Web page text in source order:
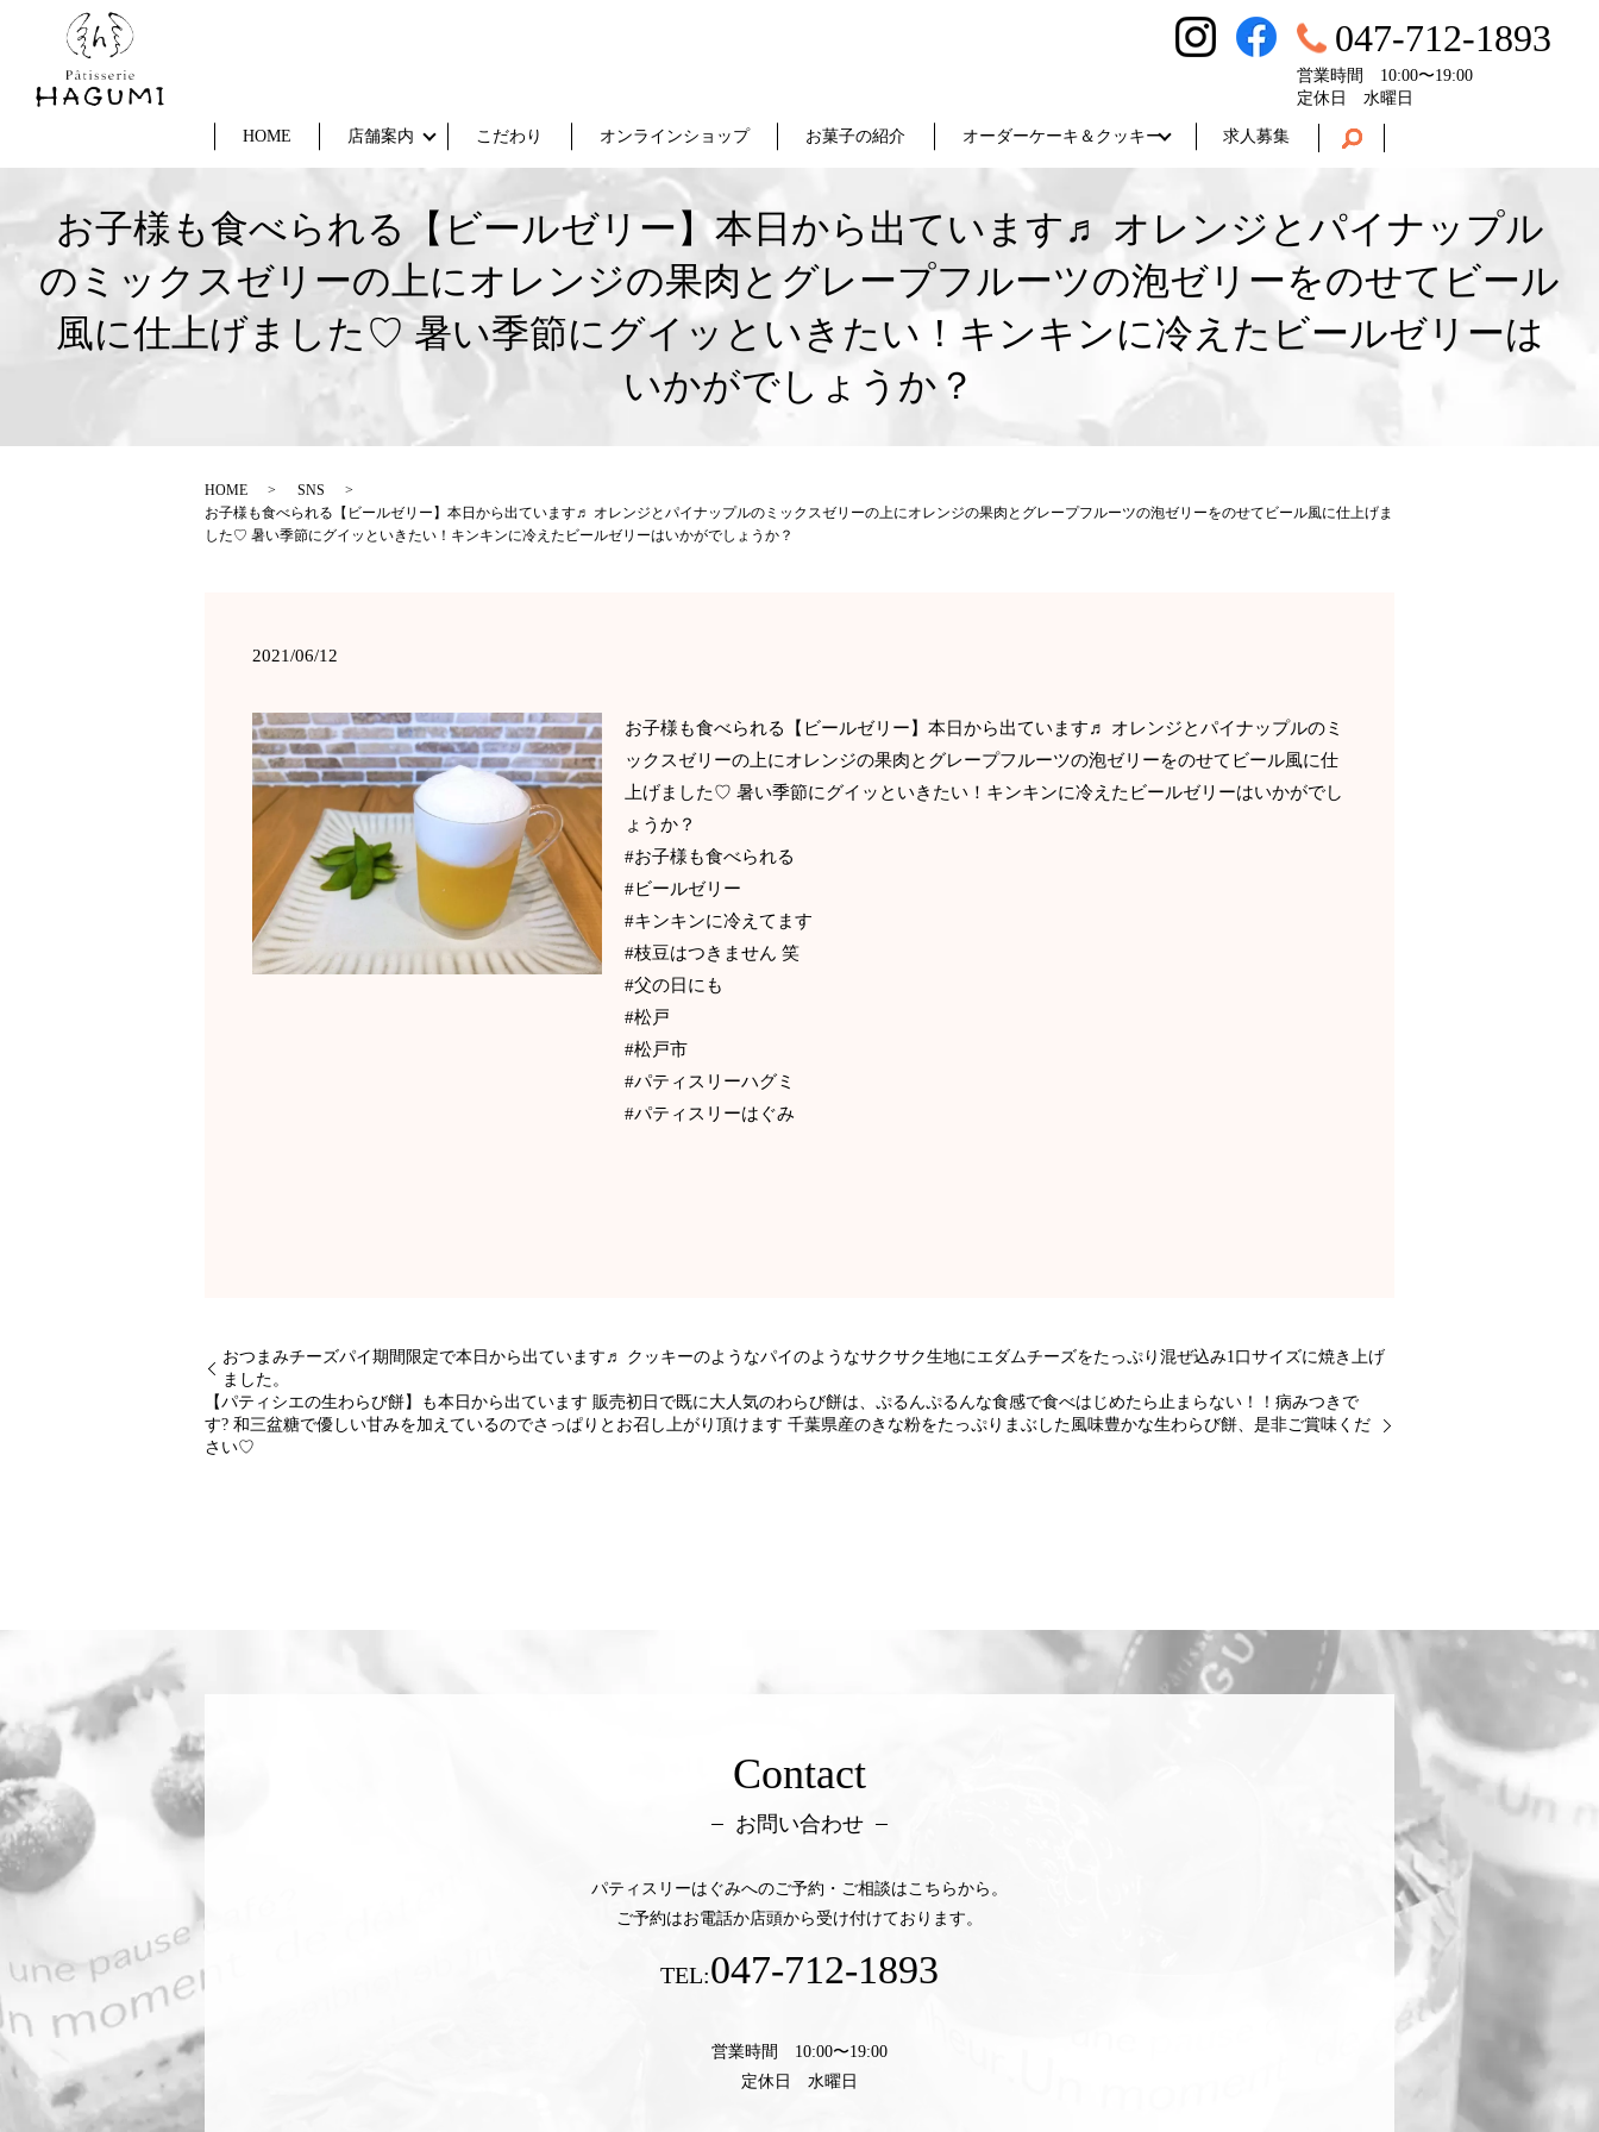
HOME 店舗案内 こだわり オンラインショップ お菓子の紹介 オーダーケーキ＆クッキー 求人募集
047-712-1893
営業時間 10:00〜19:00
定休日 水曜日
お子様も食べられる【ビールゼリー】本日から出ています♬ オレンジとパイナップル
のミックスゼリーの上にオレンジの果肉とグレープフルーツの泡ゼリーをのせてビール
風に仕上げました♡ 暑い季節にグイッといきたい！キンキンに冷えたビールゼリーは
いかがでしょうか？
HOME
SNS
お子様も食べられる【ビールゼリー】本日から出ています♬ オレンジとパイナップルのミックスゼリーの上にオレンジの果肉とグレープフルーツの泡ゼリーをのせてビール風に仕上げま
した♡ 暑い季節にグイッといきたい！キンキンに冷えたビールゼリーはいかがでしょうか？
2021/06/12
お子様も食べられる【ビールゼリー】本日から出ています♬ オレンジとパイナップルのミ
ックスゼリーの上にオレンジの果肉とグレープフルーツの泡ゼリーをのせてビール風に仕
上げました♡ 暑い季節にグイッといきたい！キンキンに冷えたビールゼリーはいかがでし
ょうか？
#お子様も食べられる
#ビールゼリー
#キンキンに冷えてます
#枝豆はつきません 笑
#父の日にも
#松戸
#松戸市
#パティスリーハグミ
#パティスリーはぐみ
おつまみチーズパイ期間限定で本日から出ています♬ クッキーのようなパイのようなサクサク生地にエダムチーズをたっぷり混ぜ込み1口サイズに焼き上げ
ました。
【パティシエの生わらび餅】も本日から出ています 販売初日で既に大人気のわらび餅は、ぷるんぷるんな食感で食べはじめたら止まらない！！病みつきで
す? 和三盆糖で優しい甘みを加えているのでさっぱりとお召し上がり頂けます 千葉県産のきな粉をたっぷりまぶした風味豊かな生わらび餅、是非ご賞味くだ
さい♡
Contact
お問い合わせ
パティスリーはぐみへのご予約・ご相談はこちらから。
ご予約はお電話か店頭から受け付けております。
TEL:047-712-1893
営業時間 10:00〜19:00
定休日 水曜日